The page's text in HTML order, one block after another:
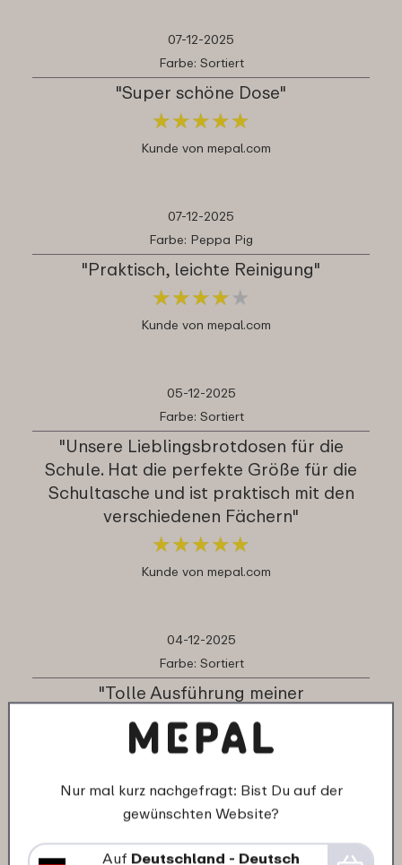
07-12-2025
Farbe: Sortiert
"Super schöne Dose"
★★★★★
★★★★★
Kunde von mepal.com
07-12-2025
Farbe: Peppa Pig
"Praktisch, leichte Reinigung"
★★★★ ★
★★★★ ★
Kunde von mepal.com
05-12-2025
Farbe: Sortiert
"Unsere Lieblingsbrotdosen für die
Schule. Hat die perfekte Größe für die
Schultasche und ist praktisch mit den
verschiedenen Fächern"
★★★★★
★★★★★
Kunde von mepal.com
04-12-2025
Farbe: Sortiert
"Tolle Ausführung meiner
unserer Tochter. Top Qualität-wie bei
Designs bereits gewohnt. Daher klare
Kaufempfehlung!"
★★★★★
★★★★★
Nur mal kurz nachgefragt: Bist Du auf der
gewünschten Website?
Auf Deutschland - Deutsch